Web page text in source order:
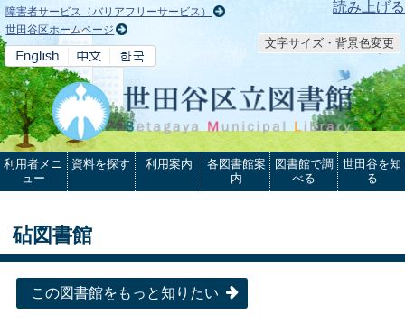
本文へ 読み上げる
障害者サービス（バリアフリーサービス）
世田谷区ホームページ
文字サイズ・背景色変更
利用者メニ
ュー
資料を探す 利用案内
各図書館案
内
図書館で調
べる
世田谷を知
る
砧図書館
この図書館をもっと知りたい